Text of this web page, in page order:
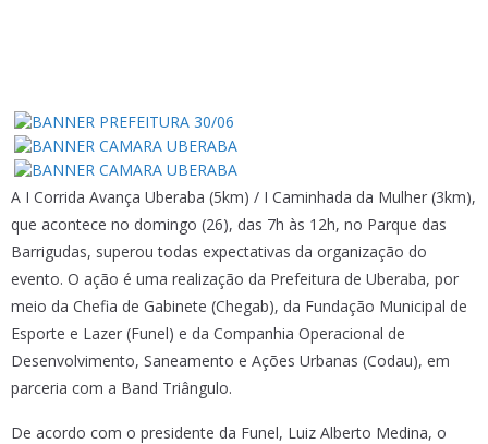
A I Corrida Avança Uberaba (5km) / I Caminhada da Mulher (3km),
que acontece no domingo (26), das 7h às 12h, no Parque das
Barrigudas, superou todas expectativas da organização do
evento. O ação é uma realização da Prefeitura de Uberaba, por
meio da Chefia de Gabinete (Chegab), da Fundação Municipal de
Esporte e Lazer (Funel) e da Companhia Operacional de
Desenvolvimento, Saneamento e Ações Urbanas (Codau), em
parceria com a Band Triângulo.
De acordo com o presidente da Funel, Luiz Alberto Medina, o